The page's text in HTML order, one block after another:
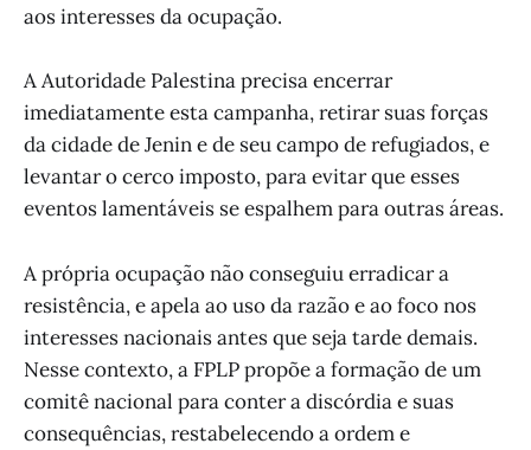
aos interesses da ocupação.
A Autoridade Palestina precisa encerrar
imediatamente esta campanha, retirar suas forças
da cidade de Jenin e de seu campo de refugiados, e
levantar o cerco imposto, para evitar que esses
eventos lamentáveis se espalhem para outras áreas.
A própria ocupação não conseguiu erradicar a
resistência, e apela ao uso da razão e ao foco nos
interesses nacionais antes que seja tarde demais.
Nesse contexto, a FPLP propõe a formação de um
comitê nacional para conter a discórdia e suas
consequências, restabelecendo a ordem e